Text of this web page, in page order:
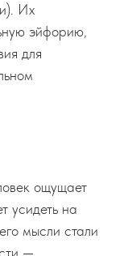
Их
эйфорию,
для
ощущает
усидеть на
мысли стали
—